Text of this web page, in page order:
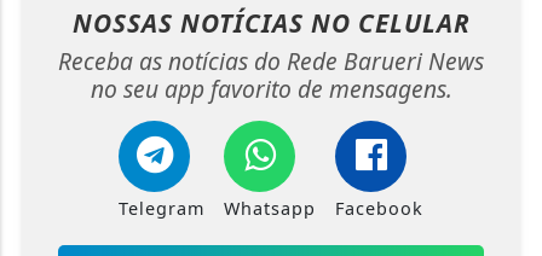
NOSSAS NOTÍCIAS NO CELULAR
Receba as notícias do Rede Barueri News
no seu app favorito de mensagens.
Telegram Whatsapp Facebook